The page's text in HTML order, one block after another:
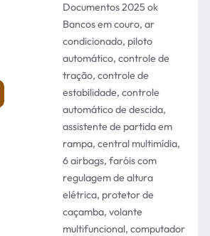
Documentos 2025 ok
Bancos em couro, ar
condicionado, piloto
automático, controle de
tração, controle de
estabilidade, controle
automático de descida,
assistente de partida em
rampa, central multimídia,
6 airbags, faróis com
regulagem de altura
elétrica, protetor de
caçamba, volante
multifuncional, computador